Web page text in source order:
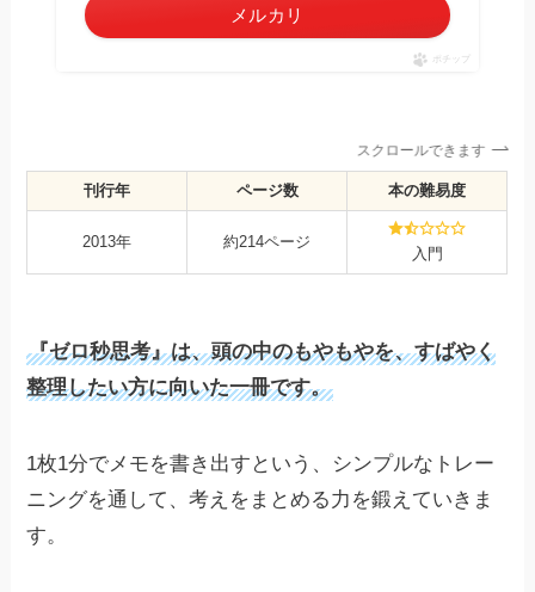
メルカリ
ポチップ
スクロールできます
刊行年 ページ数 本の難易度
2013年 約214ページ
入門
『ゼロ秒思考』は、頭の中のもやもやを、すばやく
整理したい方に向いた一冊です。
1枚1分でメモを書き出すという、シンプルなトレー
ニングを通して、考えをまとめる力を鍛えていきま
す。